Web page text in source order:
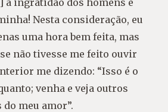
Nesta consideração, eu
uma hora bem feita, mas
não tivesse me feito ouvir
me dizendo: “Isso é o
venha e veja outros
meu amor”.